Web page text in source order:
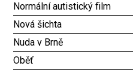
Normální autistický film
Nová šichta
Nuda v Brně
Oběť